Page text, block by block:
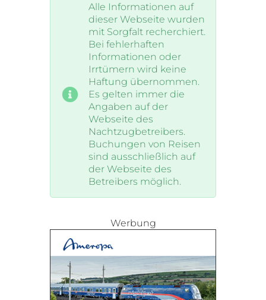
Alle Informationen auf
dieser Webseite wurden
mit Sorgfalt recherchiert.
Bei fehlerhaften
Informationen oder
Irrtümern wird keine
Haftung übernommen.
Es gelten immer die
Angaben auf der
Webseite des
Nachtzugbetreibers.
Buchungen von Reisen
sind ausschließlich auf
der Webseite des
Betreibers möglich.
Werbung